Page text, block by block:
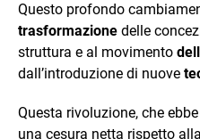
Questo profondo
trasformazione delle
struttura e al movimento
dall’introduzione di nuove
Questa rivoluzione, che
una cesura netta rispetto